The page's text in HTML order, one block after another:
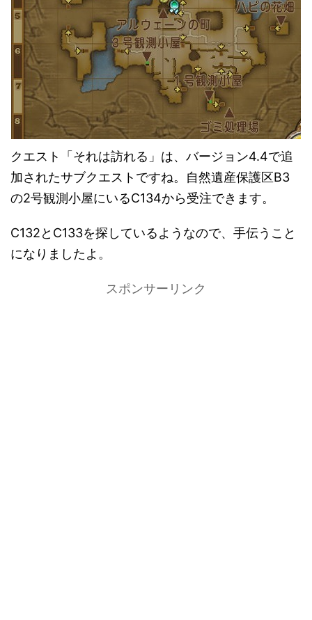
クエスト「それは訪れる」は、バージョン4.4で追
加されたサブクエストですね。自然遺産保護区B3
の2号観測小屋にいるC134から受注できます。
C132とC133を探しているようなので、手伝うこと
になりましたよ。
スポンサーリンク